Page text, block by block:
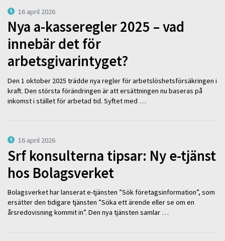
16 april 2026
Nya a-kasseregler 2025 – vad
innebär det för
arbetsgivarintyget?
Den 1 oktober 2025 trädde nya regler för arbetslöshetsförsäkringen i
kraft. Den största förändringen är att ersättningen nu baseras på
inkomst i stället för arbetad tid. Syftet med …
16 april 2026
Srf konsulterna tipsar: Ny e-tjänst
hos Bolagsverket
Bolagsverket har lanserat e-tjänsten ”Sök företagsinformation”, som
ersätter den tidigare tjänsten ”Söka ett ärende eller se om en
årsredovisning kommit in”. Den nya tjänsten samlar …